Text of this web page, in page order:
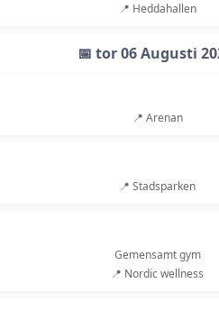
📍 Heddahallen
📅 tor 06 Augusti
📍 Arenan
📍 Stadsparken
Gemensamt gym
📍 Nordic wellness